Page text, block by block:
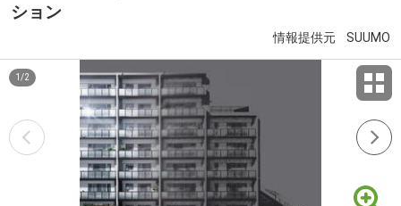
ション
情報提供元 SUUMO
1 /2